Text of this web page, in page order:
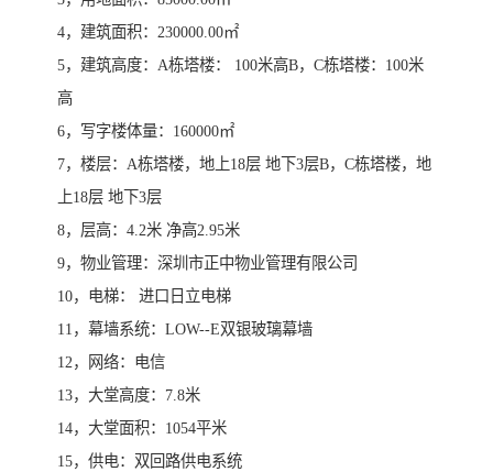
4，建筑面积：230000.00㎡
5，建筑高度：A栋塔楼： 100米高B，C栋塔楼：100米
高
6，写字楼体量：160000㎡
7，楼层：A栋塔楼，地上18层 地下3层B，C栋塔楼，地
上18层 地下3层
8，层高：4.2米 净高2.95米
9，物业管理：深圳市正中物业管理有限公司
10，电梯： 进口日立电梯
11，幕墙系统：LOW--E双银玻璃幕墙
12，网络：电信
13，大堂高度：7.8米
14，大堂面积：1054平米
15，供电：双回路供电系统